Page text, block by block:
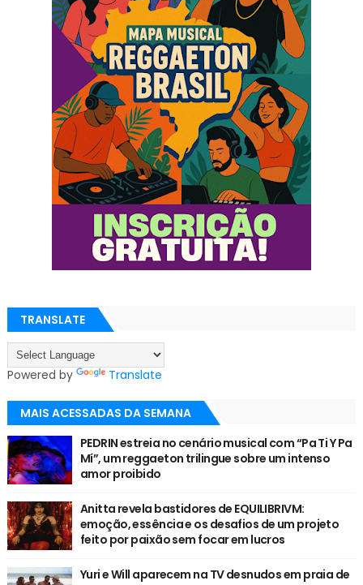
TRANSLATE
Powered by Translate
MAIS ACESSADAS DA SEMANA
PEDRIN estreia no cenário musical com “Pa Ti Y Pa
Mí”, um reggaeton trilingue sobre um intenso
amor proibido
Anitta revela bastidores de EQUILIBRIVM:
emoção, essência e os desafios de um projeto
feito por paixão sem focar em lucros
Yuri e Will aparecem na TV desnudos em praia de